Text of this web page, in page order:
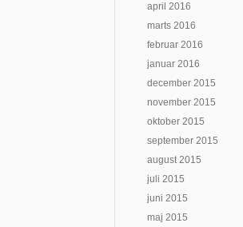
april 2016
marts 2016
februar 2016
januar 2016
december 2015
november 2015
oktober 2015
september 2015
august 2015
juli 2015
juni 2015
maj 2015